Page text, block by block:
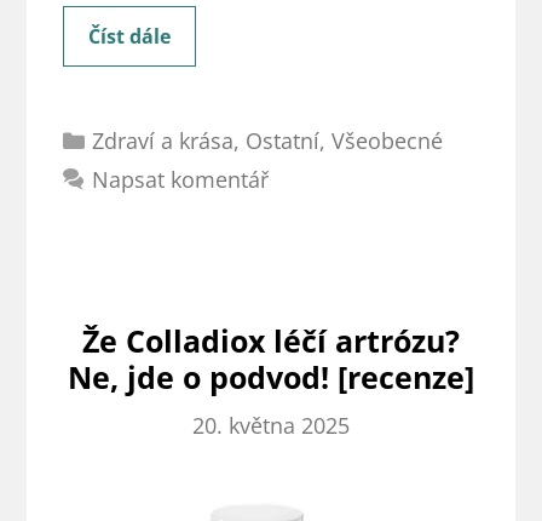
Číst dáleGeladrink
kapsle
Vyplatí
se
Rubriky
Zdraví a krása, Ostatní,Všeobecné
Napsat komentář
Že Colladiox léčí artrózu?
Ne, jde o podvod! [recenze]
20. května 2025